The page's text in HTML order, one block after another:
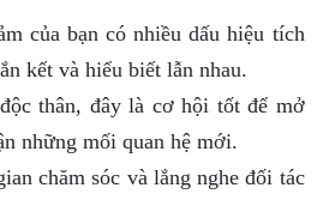
của bạn có nhiều dấu hiệu tích
kết và hiểu biết lẫn nhau.
thân, đây là cơ hội tốt để mở
những mối quan hệ mới.
chăm sóc và lắng nghe đối tác